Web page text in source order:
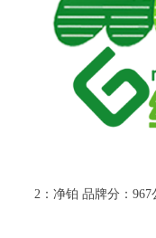
2：净铂 品牌分：